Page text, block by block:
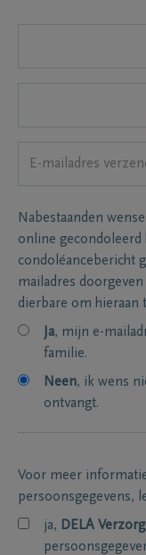
Nabestaanden
online gecondoleerd
condoléancebericht
mailadres
dierbare om hieraan
Ja, mijn e-
familie.
Neen, ik wens
ontvangt.
Voor meer
persoonsgegevens,
ja, DELA